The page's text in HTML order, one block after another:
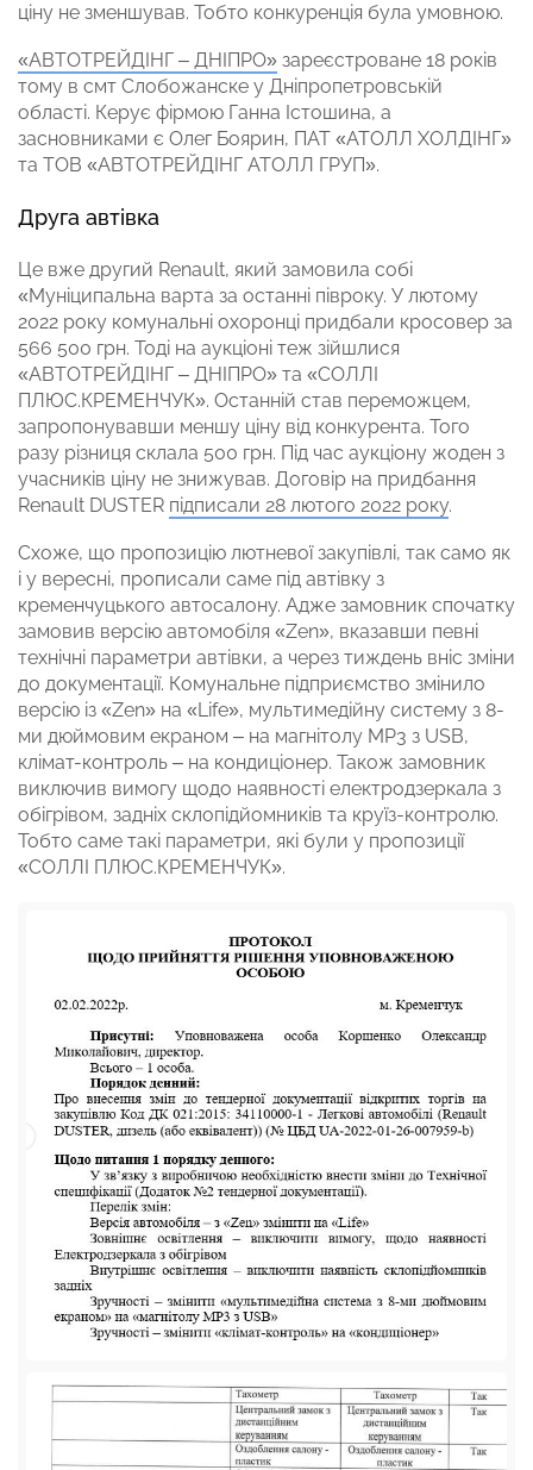
ціну не зменшував. Тобто конкуренція була умовною.
«АВТОТРЕЙДІНГ – ДНІПРО» зареєстроване 18 років
тому в смт Слобожанске у Дніпропетровській
області. Керує фірмою Ганна Істошина, а
засновниками є Олег Боярин, ПАТ «АТОЛЛ ХОЛДІНГ»
та ТОВ «АВТОТРЕЙДІНГ АТОЛЛ ГРУП».
Друга автівка
Це вже другий Renault, який замовила собі
«Муніципальна варта за останні півроку. У лютому
2022 року комунальні охоронці придбали кросовер за
566 500 грн. Тоді на аукціоні теж зійшлися
«АВТОТРЕЙДІНГ – ДНІПРО» та «СОЛЛІ
ПЛЮС.КРЕМЕНЧУК». Останній став переможцем,
запропонувавши меншу ціну від конкурента. Того
разу різниця склала 500 грн. Під час аукціону жоден з
учасників ціну не знижував. Договір на придбання
Renault DUSTER підписали 28 лютого 2022 року.
Схоже, що пропозицію лютневої закупівлі, так само як
і у вересні, прописали саме під автівку з
кременчуцького автосалону. Адже замовник спочатку
замовив версію автомобіля «Zen», вказавши певні
технічні параметри автівки, а через тиждень вніс зміни
до документації. Комунальне підприємство змінило
версію із «Zen» на «Life», мультимедійну систему з 8-
ми дюймовим екраном – на магнітолу МР3 з USB,
клімат-контроль – на кондиціонер. Також замовник
виключив вимогу щодо наявності електродзеркала з
обігрівом, задніх склопідйомників та круїз-контролю.
Тобто саме такі параметри, які були у пропозиції
«СОЛЛІ ПЛЮС.КРЕМЕНЧУК».